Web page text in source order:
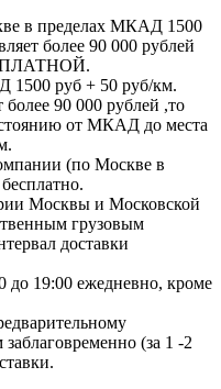
в пределах МКАД 1500
более 90 000 рублей
1500 руб + 50 руб/км.
более 90 000 рублей ,то
от МКАД до места
(по Москве в
Москвы и Московской
грузовым
доставки
до 19:00 ежедневно, кроме
(за 1 -2